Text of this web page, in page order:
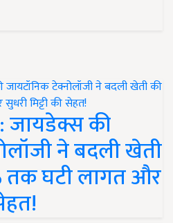
जायडेक्स की
ने बदली खेती
तक घटी लागत और